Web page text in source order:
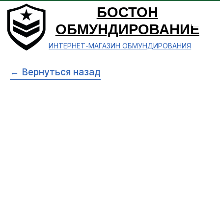
БОСТОН
ОБМУНДИРОВАНИЕ
ИНТЕРНЕТ-МАГАЗИН ОБМУНДИРОВАНИЯ
← Вернуться назад